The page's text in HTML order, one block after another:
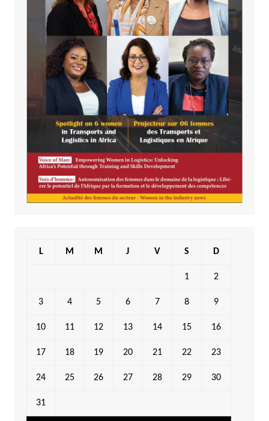
L M M J V S D
1 2
3 4 5 6 7 8 9
10 11 12 13 14 15 16
17 18 19 20 21 22 23
24 25 26 27 28 29 30
31